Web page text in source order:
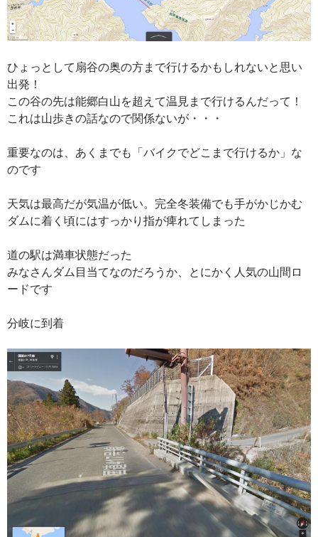
ひょっとして扇谷の奥の方まで行けるかもしれないと思い
出発！
この谷の先は能郷白山を超えて温見まで行けるんだって！
これは山歩きの話なので関係ないが・・・
重要なのは、あくまでも「バイクでどこまで行けるか」な
のです
天気は最高だが気温が低い。完全冬装備でも手がかじかむ
ダムに着く頃にはすっかり指が痺れてしまった
道の駅は満車状態だった
みなさんダム目当てなのだろうか、とにかく人気の山間ロ
ードです
分岐に到着